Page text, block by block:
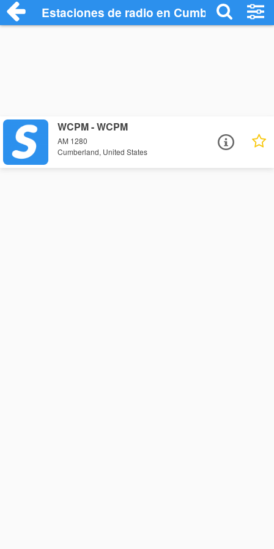
Estaciones de radio en Cumberland -
WCPM - WCPM
AM 1280
Cumberland, United States